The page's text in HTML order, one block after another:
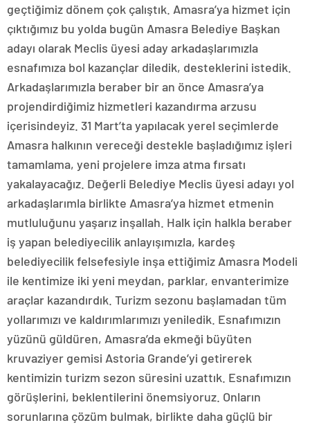
geçtiğimiz dönem çok çalıştık. Amasra’ya hizmet için
çıktığımız bu yolda bugün Amasra Belediye Başkan
adayı olarak Meclis üyesi aday arkadaşlarımızla
esnafımıza bol kazançlar diledik, desteklerini istedik.
Arkadaşlarımızla beraber bir an önce Amasra’ya
projendirdiğimiz hizmetleri kazandırma arzusu
içerisindeyiz. 31 Mart’ta yapılacak yerel seçimlerde
Amasra halkının vereceği destekle başladığımız işleri
tamamlama, yeni projelere imza atma fırsatı
yakalayacağız. Değerli Belediye Meclis üyesi adayı yol
arkadaşlarımla birlikte Amasra’ya hizmet etmenin
mutluluğunu yaşarız inşallah. Halk için halkla beraber
iş yapan belediyecilik anlayışımızla, kardeş
belediyecilik felsefesiyle inşa ettiğimiz Amasra Modeli
ile kentimize iki yeni meydan, parklar, envanterimize
araçlar kazandırdık. Turizm sezonu başlamadan tüm
yollarımızı ve kaldırımlarımızı yeniledik. Esnafımızın
yüzünü güldüren, Amasra’da ekmeği büyüten
kruvaziyer gemisi Astoria Grande’yi getirerek
kentimizin turizm sezon süresini uzattık. Esnafımızın
görüşlerini, beklentilerini önemsiyoruz. Onların
sorunlarına çözüm bulmak, birlikte daha güçlü bir